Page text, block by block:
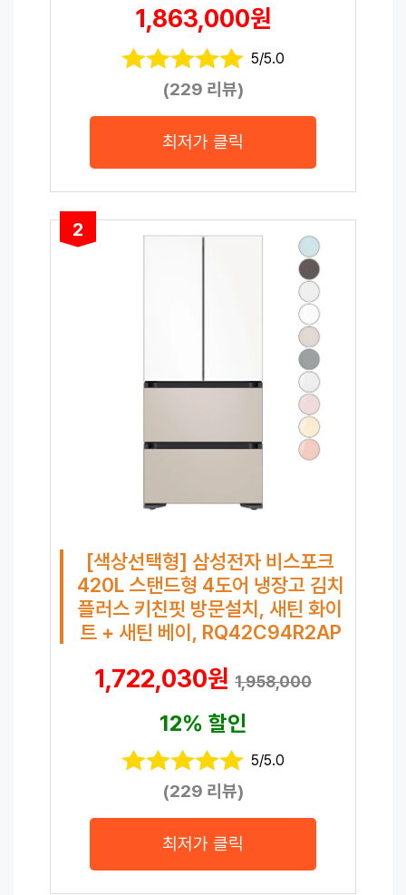
1,863,000원
5/5.0
(229 리뷰)
최저가 클릭
2
[색상선택형] 삼성전자 비스포크
420L 스탠드형 4도어 냉장고 김치
플러스 키친핏 방문설치, 새틴 화이
트 + 새틴 베이, RQ42C94R2AP
1,722,030원 1,958,000
12% 할인
5/5.0
(229 리뷰)
최저가 클릭